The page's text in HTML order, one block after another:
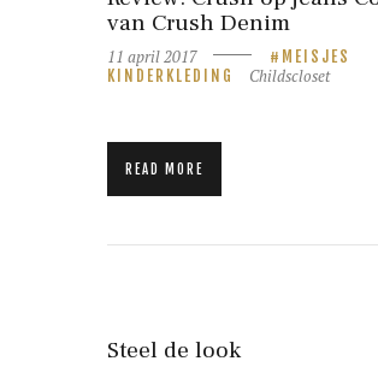
van Crush Denim
11 april 2017
MEISJES
KINDERKLEDING
Childscloset
READ MORE
Steel de look